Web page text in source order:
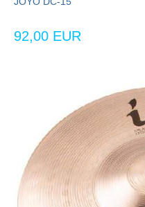
92,00 EUR